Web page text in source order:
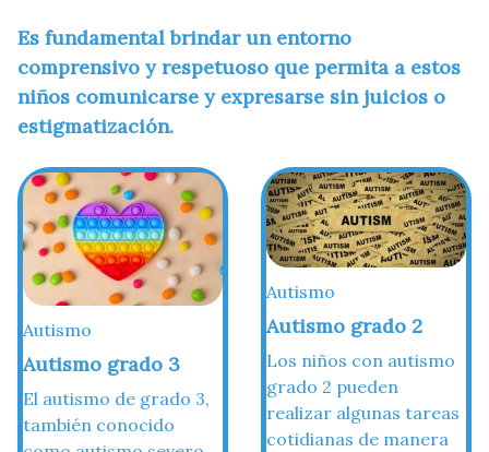
Es fundamental brindar un entorno
comprensivo y respetuoso que permita a estos
niños comunicarse y expresarse sin juicios o
estigmatización.
Autismo
Autismo grado 3
El autismo de grado 3,
también conocido
Autismo
Autismo grado 2
Los niños con autismo
grado 2 pueden
realizar algunas tareas
cotidianas de manera